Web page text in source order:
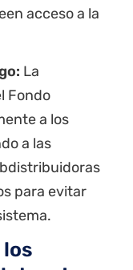
acceso a la
La
Fondo
a los
a las
para evitar